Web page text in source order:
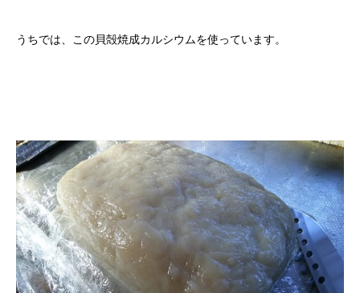
うちでは、この貝殻焼成カルシウムを使っています。